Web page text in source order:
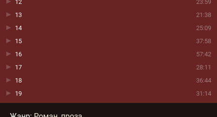
23:59
12
21:38
13
25:09
14
37:58
15
57:42
16
28:11
17
36:44
18
31:14
19